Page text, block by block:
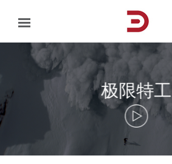
content
极限特工